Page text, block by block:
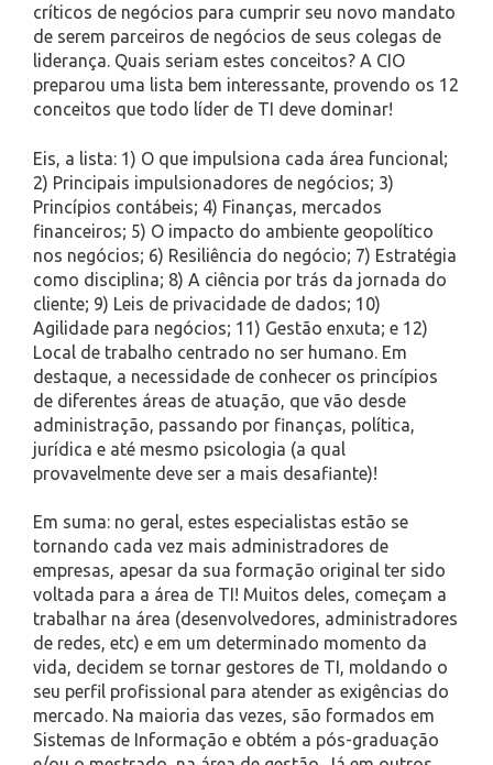
críticos de negócios para cumprir seu novo mandato
de serem parceiros de negócios de seus colegas de
liderança. Quais seriam estes conceitos? A CIO
preparou uma lista bem interessante, provendo os 12
conceitos que todo líder de TI deve dominar!
Eis, a lista: 1) O que impulsiona cada área funcional;
2) Principais impulsionadores de negócios; 3)
Princípios contábeis; 4) Finanças, mercados
financeiros; 5) O impacto do ambiente geopolítico
nos negócios; 6) Resiliência do negócio; 7) Estratégia
como disciplina; 8) A ciência por trás da jornada do
cliente; 9) Leis de privacidade de dados; 10)
Agilidade para negócios; 11) Gestão enxuta; e 12)
Local de trabalho centrado no ser humano. Em
destaque, a necessidade de conhecer os princípios
de diferentes áreas de atuação, que vão desde
administração, passando por finanças, política,
jurídica e até mesmo psicologia (a qual
provavelmente deve ser a mais desafiante)!
Em suma: no geral, estes especialistas estão se
tornando cada vez mais administradores de
empresas, apesar da sua formação original ter sido
voltada para a área de TI! Muitos deles, começam a
trabalhar na área (desenvolvedores, administradores
de redes, etc) e em um determinado momento da
vida, decidem se tornar gestores de TI, moldando o
seu perfil profissional para atender as exigências do
mercado. Na maioria das vezes, são formados em
Sistemas de Informação e obtém a pós-graduação